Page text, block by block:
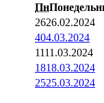
Пн
2626.02.2024
404.03.2024
1111.03.2024
1818.03.2024
2525.03.2024